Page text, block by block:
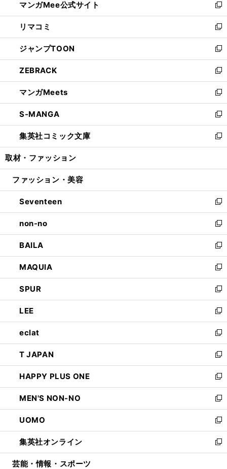
く
ド
ウ
で
開
く
ィ
ン
ド
ウ
で
開
く
い
ウ
ィ
ン
ド
ウ
で
開
く
マンガMee公式サイト
新
し
い
ウ
ィ
ン
ド
ウ
で
開
く
リマコミ
新
し
い
ウ
ィ
ン
ド
ウ
で
開
く
ジャンプTOON
新
し
い
ウ
ィ
ン
ド
ウ
で
開
ZEBRACK
新
し
い
ウ
ィ
ン
ド
ウ
開
マンガMeets
新
し
い
ウ
ィ
ン
ウ
開
く
S-MANGA
新
し
い
ウ
ン
ウ
で
開
く
集英社コミック文庫
新
し
ウ
ン
ド
ウ
で
開
く
取材・ファッション
ファッション・美容
Seventeen
新
し
い
ウ
ィ
ン
ド
ウ
で
開
く
non-no
新
し
い
ウ
ィ
ン
ド
ウ
で
開
く
BAILA
新
し
い
ウ
ィ
ン
ド
ウ
で
開
く
MAQUIA
新
し
い
ウ
ィ
ン
ド
ウ
で
開
く
SPUR
新
し
い
ウ
ィ
ン
ド
ウ
で
開
く
LEE
新
し
い
ウ
ィ
ン
ド
ウ
で
開
く
eclat
新
し
い
ウ
ィ
ン
ド
ウ
で
開
く
T JAPAN
新
し
い
ウ
ィ
ン
ド
ウ
で
開
HAPPY PLUS ONE
新
し
い
ウ
ィ
ン
ド
ウ
MEN'S NON-NO
新
し
い
ウ
ィ
ン
UOMO
新
し
い
ウ
集英社オンライン
新
し
芸能・情報・スポーツ